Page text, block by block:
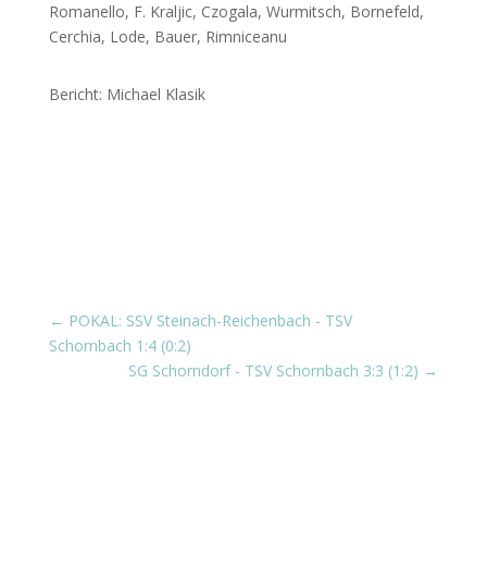
Romanello, F. Kraljic, Czogala, Wurmitsch, Bornefeld,
Cerchia, Lode, Bauer, Rimniceanu
Bericht: Michael Klasik
← POKAL: SSV Steinach-Reichenbach - TSV
Schornbach 1:4 (0:2)
SG Schorndorf - TSV Schornbach 3:3 (1:2) →